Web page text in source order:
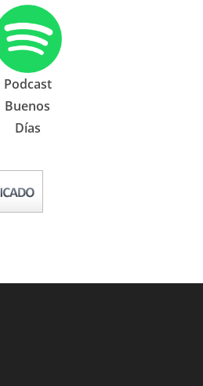
Podcast
Buenos
Días